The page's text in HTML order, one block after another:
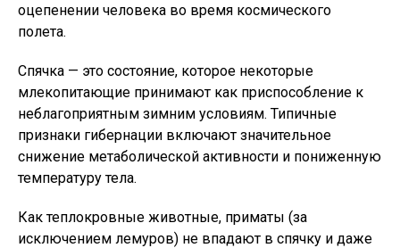
оцепенении человека во время космического
полета.
Спячка — это состояние, которое некоторые
млекопитающие принимают как приспособление к
неблагоприятным зимним условиям. Типичные
признаки гибернации включают значительное
снижение метаболической активности и пониженную
температуру тела.
Как теплокровные животные, приматы (за
исключением лемуров) не впадают в спячку и даже